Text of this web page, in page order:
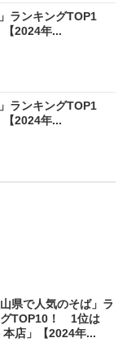
ランキングTOP1
2024年...
ランキングTOP1
2024年...
山県で人気のそば」ラ
グTOP10！ 1位は
本店」【2024年...